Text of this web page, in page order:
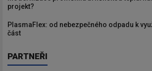
projekt?
PlasmaFlex: od nebezpečného odpadu k
část
PARTNEŘI